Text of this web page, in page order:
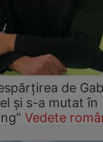
de
și s-a mutat în
Vedete